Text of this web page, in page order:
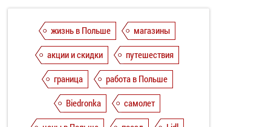
жизнь в Польше
магазины
акции и скидки
путешествия
граница
работа в Польше
Biedronka
самолет